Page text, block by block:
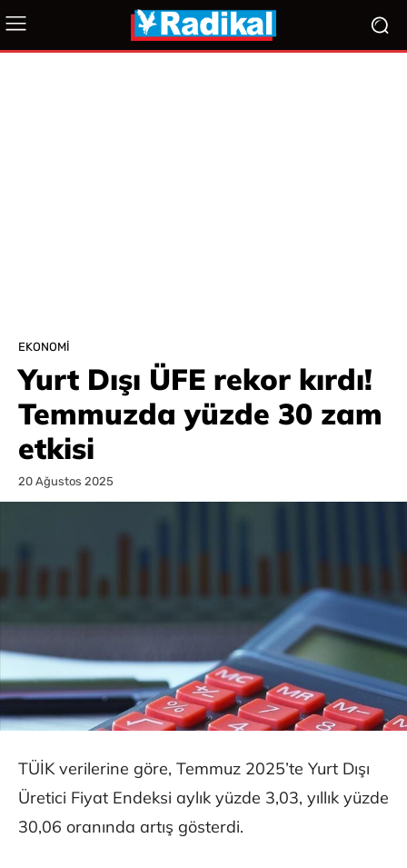
EKONOMI
Yurt Dışı ÜFE rekor kırdı!
Temmuzda yüzde 30 zam
etkisi
20 Ağustos 2025
TÜİK verilerine göre, Temmuz 2025’te Yurt Dışı
Üretici Fiyat Endeksi aylık yüzde 3,03, yıllık yüzde
30,06 oranında artış gösterdi.